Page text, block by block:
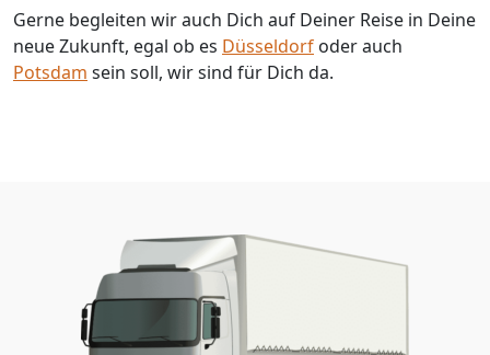
Gerne begleiten wir auch Dich auf Deiner Reise in Deine
neue Zukunft, egal ob es Düsseldorf oder auch
Potsdam sein soll, wir sind für Dich da.